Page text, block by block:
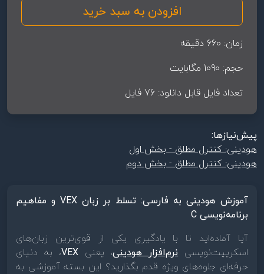
زمان: 660 دقیقه
حجم: 1090 مگابایت
تعداد فایل قابل دانلود: 76 فایل
پیش‌نیاز‌ها:
هودینی: کنترل مطلق - بخش اول
هودینی: کنترل مطلق - بخش دوم
آموزش هودینی به فارسی: تسلط بر زبان VEX و مفاهیم
برنامه‌نویسی C
آیا آماده‌اید تا با یادگیری یکی از قوی‌ترین زبان‌های
اسکریپت‌نویسینرم‌افزار هودینی، یعنیVEX، به دنیای
حرفه‌ای جلوه‌های ویژه قدم بگذارید؟ این بسته آموزشی به